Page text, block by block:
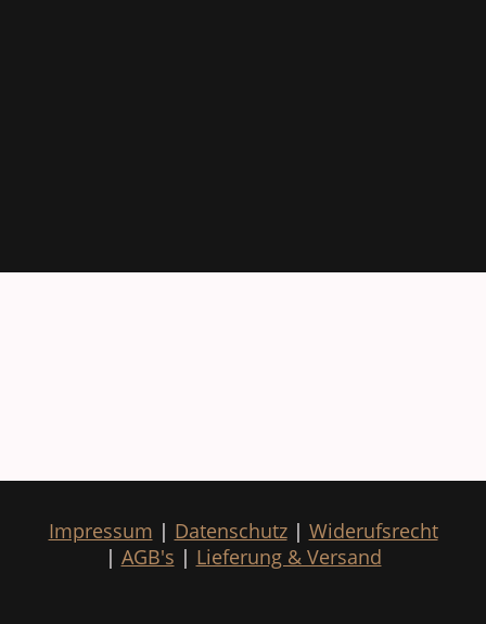
Impressum | Datenschutz| Widerufsrecht
| AGB's | Lieferung & Versand